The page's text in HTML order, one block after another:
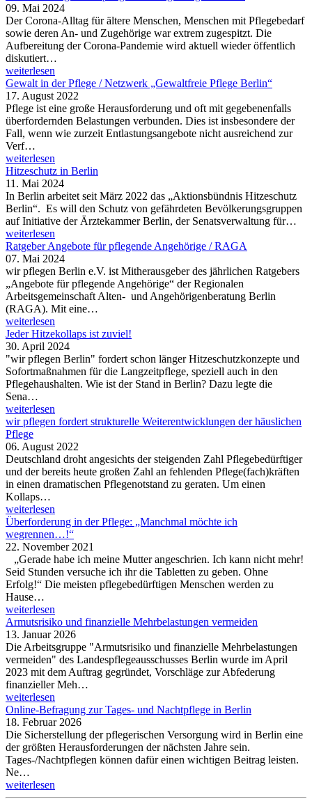
09. Mai 2024
Der Corona-Alltag für ältere Menschen, Menschen mit Pflegebedarf
sowie deren An- und Zugehörige war extrem zugespitzt. Die
Aufbereitung der Corona-Pandemie wird aktuell wieder öffentlich
diskutiert…
weiterlesen
Gewalt in der Pflege / Netzwerk „Gewaltfreie Pflege Berlin“
17. August 2022
Pflege ist eine große Herausforderung und oft mit gegebenenfalls
überfordernden Belastungen verbunden. Dies ist insbesondere der
Fall, wenn wie zurzeit Entlastungsangebote nicht ausreichend zur
Verf…
weiterlesen
Hitzeschutz in Berlin
11. Mai 2024
In Berlin arbeitet seit März 2022 das „Aktionsbündnis Hitzeschutz
Berlin“. Es will den Schutz von gefährdeten Bevölkerungsgruppen
auf Initiative der Ärztekammer Berlin, der Senatsverwaltung für…
weiterlesen
Ratgeber Angebote für pflegende Angehörige / RAGA
07. Mai 2024
wir pflegen Berlin e.V. ist Mitherausgeber des jährlichen Ratgebers
„Angebote für pflegende Angehörige“ der Regionalen
Arbeitsgemeinschaft Alten- und Angehörigenberatung Berlin
(RAGA). Mit eine…
weiterlesen
Jeder Hitzekollaps ist zuviel!
30. April 2024
"wir pflegen Berlin" fordert schon länger Hitzeschutzkonzepte und
Sofortmaßnahmen für die Langzeitpflege, speziell auch in den
Pflegehaushalten. Wie ist der Stand in Berlin? Dazu legte die
Sena…
weiterlesen
wir pflegen fordert strukturelle Weiterentwicklungen der häuslichen
Pflege
06. August 2022
Deutschland droht angesichts der steigenden Zahl Pflegebedürftiger
und der bereits heute großen Zahl an fehlenden Pflege(fach)kräften
in einen dramatischen Pflegenotstand zu geraten. Um einen
Kollaps…
weiterlesen
Überforderung in der Pflege: „Manchmal möchte ich
wegrennen…!“
22. November 2021
„Gerade habe ich meine Mutter angeschrien. Ich kann nicht mehr!
Seid Stunden versuche ich ihr die Tabletten zu geben. Ohne
Erfolg!“ Die meisten pflegebedürftigen Menschen werden zu
Hause…
weiterlesen
Armutsrisiko und finanzielle Mehrbelastungen vermeiden
13. Januar 2026
Die Arbeitsgruppe "Armutsrisiko und finanzielle Mehrbelastungen
vermeiden" des Landespflegeausschusses Berlin wurde im April
2023 mit dem Auftrag gegründet, Vorschläge zur Abfederung
finanzieller Meh…
weiterlesen
Online-Befragung zur Tages- und Nachtpflege in Berlin
18. Februar 2026
Die Sicherstellung der pflegerischen Versorgung wird in Berlin eine
der größten Herausforderungen der nächsten Jahre sein.
Tages-/Nachtpflegen können dafür einen wichtigen Beitrag leisten.
Ne…
weiterlesen